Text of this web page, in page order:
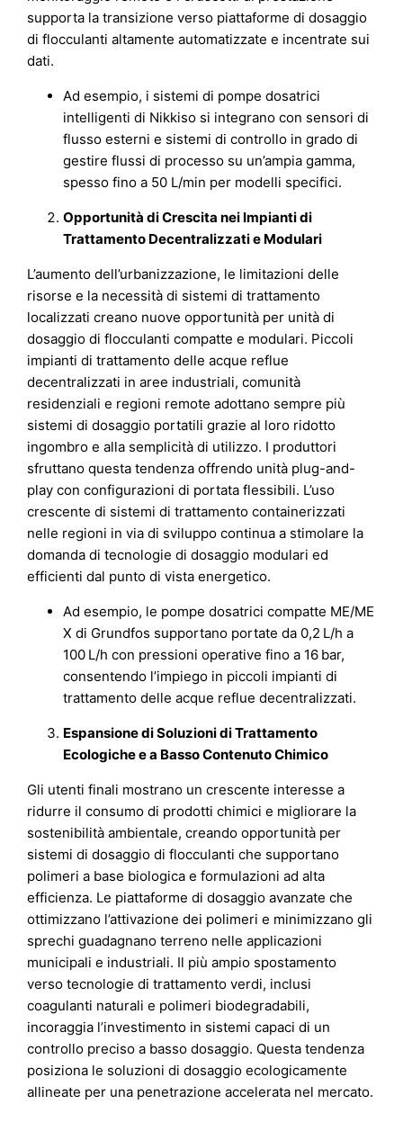
supporta la transizione verso piattaforme di dosaggio
di flocculanti altamente automatizzate e incentrate sui
dati.
Ad esempio, i sistemi di pompe dosatrici
intelligenti di Nikkiso si integrano con sensori di
flusso esterni e sistemi di controllo in grado di
gestire flussi di processo su un’ampia gamma,
spesso fino a 50 L/min per modelli specifici.
Opportunità di Crescita nei Impianti di
Trattamento Decentralizzati e Modulari
L’aumento dell’urbanizzazione, le limitazioni delle
risorse e la necessità di sistemi di trattamento
localizzati creano nuove opportunità per unità di
dosaggio di flocculanti compatte e modulari. Piccoli
impianti di trattamento delle acque reflue
decentralizzati in aree industriali, comunità
residenziali e regioni remote adottano sempre più
sistemi di dosaggio portatili grazie al loro ridotto
ingombro e alla semplicità di utilizzo. I produttori
sfruttano questa tendenza offrendo unità plug-and-
play con configurazioni di portata flessibili. L’uso
crescente di sistemi di trattamento containerizzati
nelle regioni in via di sviluppo continua a stimolare la
domanda di tecnologie di dosaggio modulari ed
efficienti dal punto di vista energetico.
Ad esempio, le pompe dosatrici compatte ME/ME
X di Grundfos supportano portate da 0,2 L/h a
100 L/h con pressioni operative fino a 16 bar,
consentendo l’impiego in piccoli impianti di
trattamento delle acque reflue decentralizzati.
Espansione di Soluzioni di Trattamento
Ecologiche e a Basso Contenuto Chimico
Gli utenti finali mostrano un crescente interesse a
ridurre il consumo di prodotti chimici e migliorare la
sostenibilità ambientale, creando opportunità per
sistemi di dosaggio di flocculanti che supportano
polimeri a base biologica e formulazioni ad alta
efficienza. Le piattaforme di dosaggio avanzate che
ottimizzano l’attivazione dei polimeri e minimizzano gli
sprechi guadagnano terreno nelle applicazioni
municipali e industriali. Il più ampio spostamento
verso tecnologie di trattamento verdi, inclusi
coagulanti naturali e polimeri biodegradabili,
incoraggia l’investimento in sistemi capaci di un
controllo preciso a basso dosaggio. Questa tendenza
posiziona le soluzioni di dosaggio ecologicamente
allineate per una penetrazione accelerata nel mercato.